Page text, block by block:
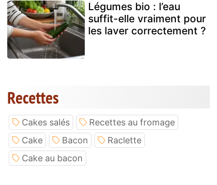
Légumes bio : l’eau
suffit-elle vraiment pour
les laver correctement ?
Recettes
Cakes salés
Recettes au fromage
Cake
Bacon
Raclette
Cake au bacon